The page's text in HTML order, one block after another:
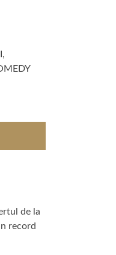
de la
record